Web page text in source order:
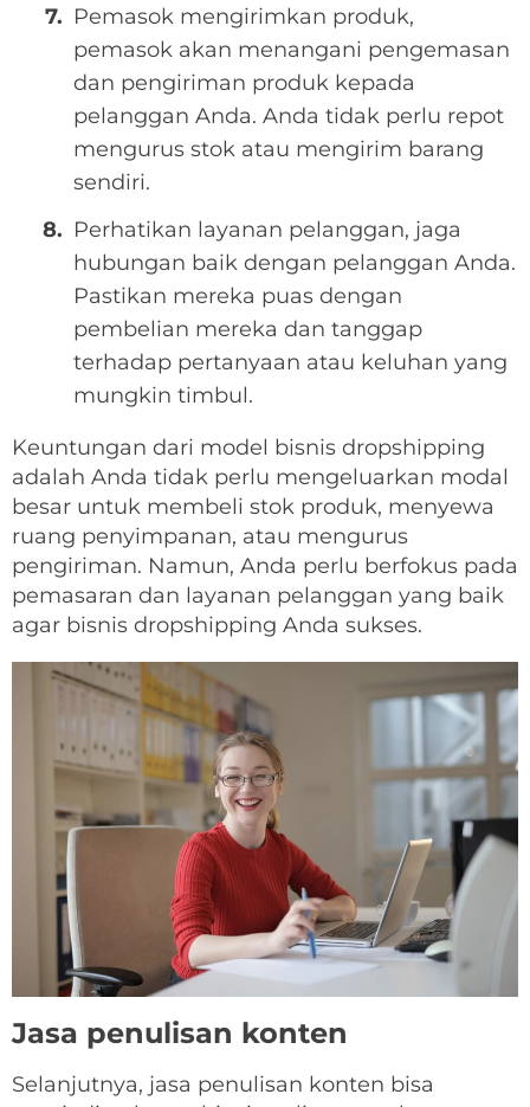
Pemasok mengirimkan produk,
pemasok akan menangani pengemasan
dan pengiriman produk kepada
pelanggan Anda. Anda tidak perlu repot
mengurus stok atau mengirim barang
sendiri.
Perhatikan layanan pelanggan, jaga
hubungan baik dengan pelanggan Anda.
Pastikan mereka puas dengan
pembelian mereka dan tanggap
terhadap pertanyaan atau keluhan yang
mungkin timbul.
Keuntungan dari model bisnis dropshipping
adalah Anda tidak perlu mengeluarkan modal
besar untuk membeli stok produk, menyewa
ruang penyimpanan, atau mengurus
pengiriman. Namun, Anda perlu berfokus pada
pemasaran dan layanan pelanggan yang baik
agar bisnis dropshipping Anda sukses.
Jasa penulisan konten
Selanjutnya, jasa penulisan konten bisa